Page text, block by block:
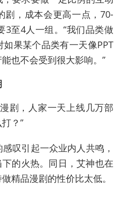
剧，成本会更高一点，70-
3至4人一组。“我们品类做
果某个品类有一天像PPT
也不会受到很大影响。”
剧，人家一天上线几万部
？”
叹引起一众业内人共鸣，
的火热。同日，艾神也在
精品漫剧的性价比太低。